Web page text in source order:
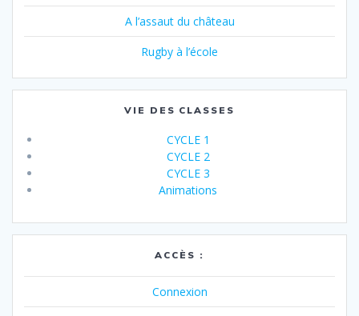
A l’assaut du château
Rugby à l’école
VIE DES CLASSES
CYCLE 1
CYCLE 2
CYCLE 3
Animations
ACCÈS :
Connexion